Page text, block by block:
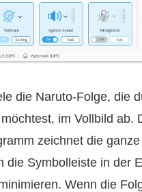
die Naruto-Folge, die
im Vollbild ab.
zeichnet die
die Symbolleiste in der
Wenn die